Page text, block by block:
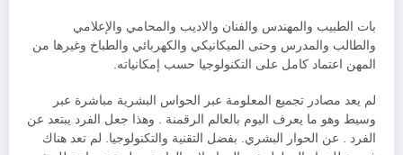
بات الطبيب والمهندس والفنان والاديب والمحامي والإعلامي
والطالب والمدرس وحتى الميكانيكي والكهربائي والطباخ وغيرها من
المهن اعتماد كامل على التكنولوجيا حسب إمكانياته.
لم يعد مصادر تجميع المعلومة عبر الحواس البشرية مباشرة عبر
وسيط وهو ما يعرف اليوم بالعالم الرقمنة . وهذا جعل الفرد يبتعد عن
الفرد . عن الحوار البشري. بفضل التقنية والتكنولوجيا. لم تعد هناك